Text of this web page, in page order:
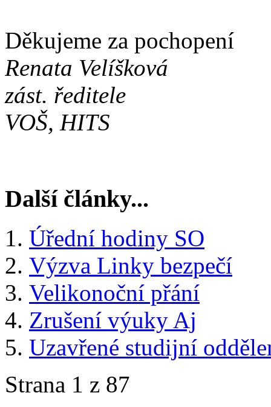
Děkujeme za pochopení
Renata Velíšková
zást. ředitele
VOŠ, HITS
Další články...
Úřední hodiny SO
Výzva Linky bezpečí
Velikonoční přání
Zrušení výuky Aj
Uzavřené studijní
Strana 1 z 87